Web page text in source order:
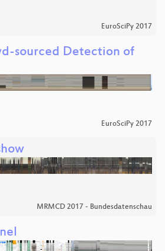
EuroSciPy 2017
sourced Detection of
EuroSciPy 2017
MRMCD 2017 - Bundesdatenschau